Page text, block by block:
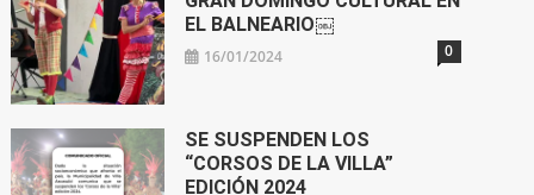
EL BALNEARIO￼
16/01/2024 0
SE SUSPENDEN LOS
“CORSOS DE LA VILLA”
EDICIÓN 2024